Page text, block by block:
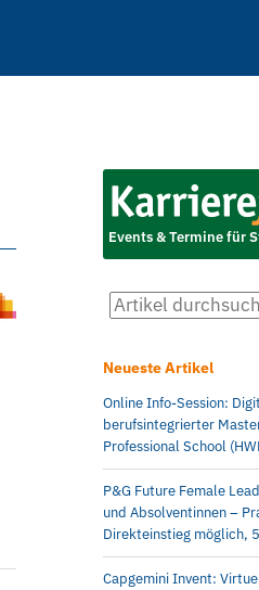
Events & Termine für
Neueste Artikel
Online Info-Session:
berufsintegrierter
Professional School
P&G Future Female
und Absolventinnen –
Direkteinstieg möglich,
Capgemini Invent: